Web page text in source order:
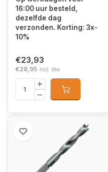
16:00 uur besteld,
dezelfde dag
verzonden. Korting: 3x-
10%
€23,93
€28,95 Incl. btw